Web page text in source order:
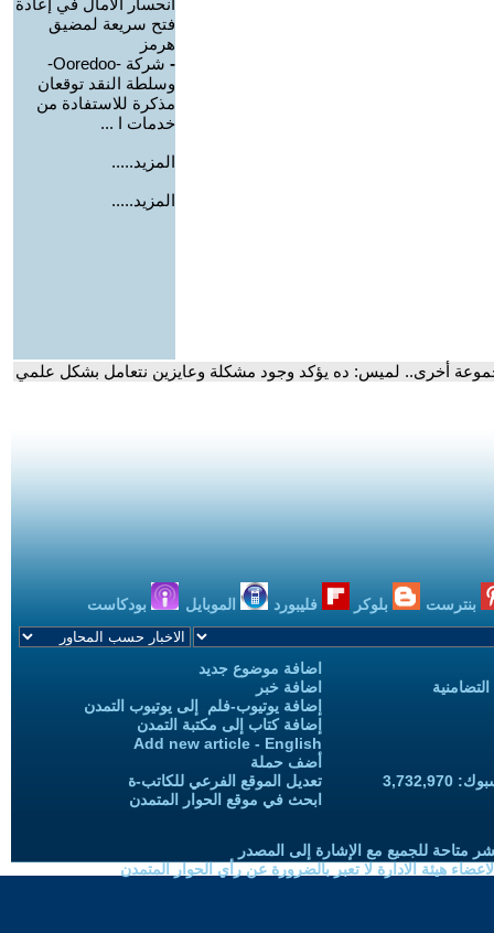
انحسار الآمال في إعادة
فتح سريعة لمضيق
هرمز
-
شركة -Ooredoo-
وسلطة النقد توقعان
مذكرة للاستفادة من
خدمات ا ...
المزيد.....
المزيد.....
أخرى.. لميس: ده يؤكد وجود مشكلة وعايزين نتعامل بشكل علمي
بنترست بلوكر فليبورد الموبايل بودكاست
اضافة موضوع جديد
اضافة خبر
إضافة يوتيوب-فلم إلى يوتيوب التمدن
إضافة كتاب إلى مكتبة التمدن
Add new article - English
أضف حملة
تعديل الموقع الفرعي للكاتب-ة
ابحث في موقع الحوار المتمدن
متاحة للجميع مع الإشارة إلى المصدر
هيئة الادارة لا تعبر بالضرورة عن رأي الحوار المتمدن